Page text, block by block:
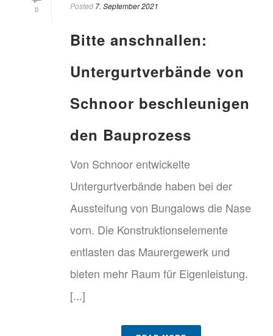
0 Posted 7. September 2021
Bitte anschnallen:
Untergurtverbände von
Schnoor beschleunigen
den Bauprozess
Von Schnoor entwickelte
Untergurtverbände haben bei der
Aussteifung von Bungalows die Nase
vorn. Die Konstruktionselemente
entlasten das Maurergewerk und
bieten mehr Raum für Eigenleistung.
[...]